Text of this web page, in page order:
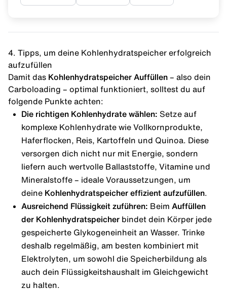
4. Tipps, um deine Kohlenhydratspeicher erfolgreich
aufzufüllen
Damit das Kohlenhydratspeicher Auffüllen – also dein
Carboloading – optimal funktioniert, solltest du auf
folgende Punkte achten:
Die richtigen Kohlenhydrate wählen: Setze auf
komplexe Kohlenhydrate wie Vollkornprodukte,
Haferflocken , Reis, Kartoffeln und Quinoa. Diese
versorgen dich nicht nur mit Energie, sondern
liefern auch wertvolle Ballaststoffe, Vitamine und
Mineralstoffe – ideale Voraussetzungen, um
deine Kohlenhydratspeicher effizient aufzufüllen.
Ausreichend Flüssigkeit zuführen: Beim Auffüllen
der Kohlenhydratspeicherbindet dein Körper jede
gespeicherte Glykogeneinheit an Wasser. Trinke
deshalb regelmäßig, am besten kombiniert mit
Elektrolyten, um sowohl die Speicherbildung als
auch dein Flüssigkeitshaushalt im Gleichgewicht
zu halten.